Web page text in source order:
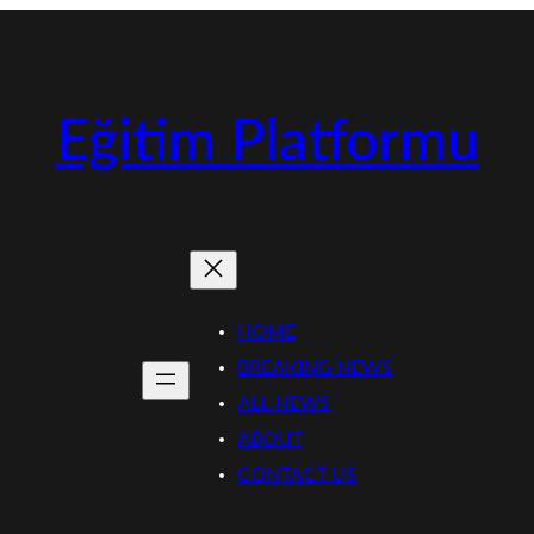
Eğitim Platformu
HOME
BREAKING NEWS
ALL NEWS
ABOUT
CONTACT US